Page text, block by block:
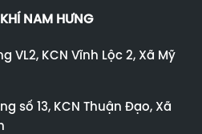
NAM HƯNG
VL2, KCN Vĩnh Lộc 2, Xã Mỹ
số 13, KCN Thuận Đạo, Xã